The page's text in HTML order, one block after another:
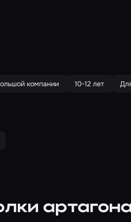
компании 10-12 лет